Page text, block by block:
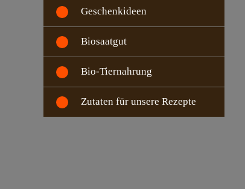
Geschenkideen
Biosaatgut
Bio-Tiernahrung
Zutaten für unsere Rezepte